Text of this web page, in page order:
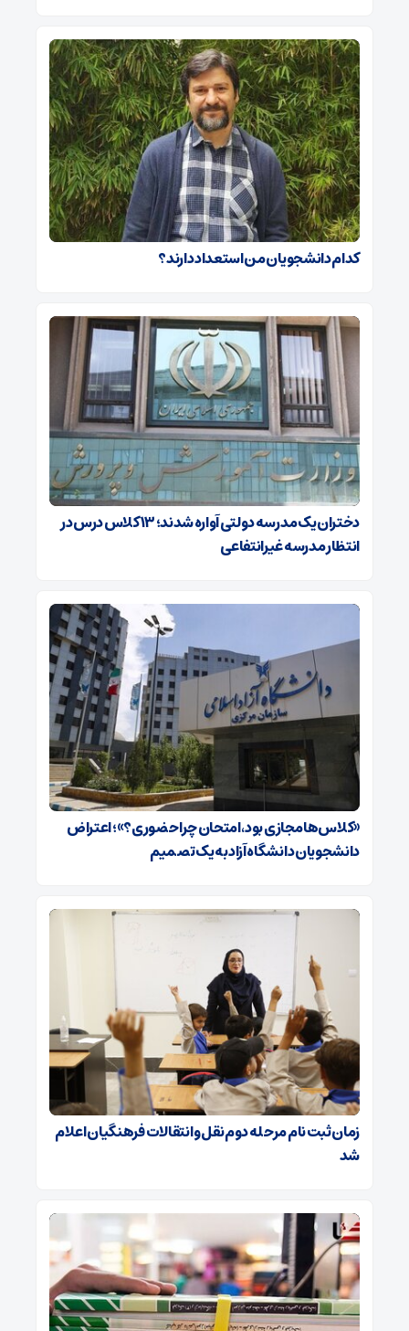
کدام دانشجویان من استعداد دارند؟
دختران یک مدرسه دولتی آواره شدند؛ ۱۳ کلاس درس در
انتظار مدرسه غیرانتفاعی
«کلاس‌ها مجازی بود، امتحان چرا حضوری؟»؛ اعتراض
دانشجویان دانشگاه آزاد به یک تصمیم
زمان ثبت نام مرحله دوم نقل و انتقالات فرهنگیان اعلام
شد